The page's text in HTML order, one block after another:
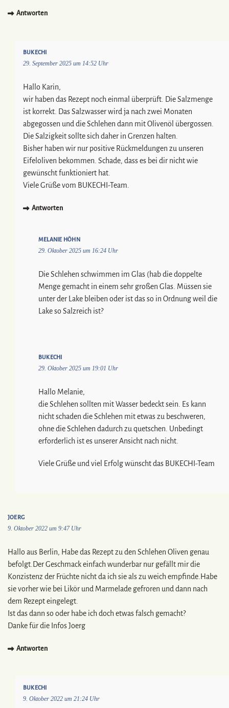
Antworten
BUKECHI
29. September 2025 um 14:52 Uhr
Hallo Karin,
wir haben das Rezept noch einmal überprüft. Die Salzmenge
ist korrekt. Das Salzwasser wird ja nach zwei Monaten
abgegossen und die Schlehen dann mit Olivenöl übergossen.
Die Salzigkeit sollte sich daher in Grenzen halten.
Bisher haben wir nur positive Rückmeldungen zu unseren
Eifeloliven bekommen. Schade, dass es bei dir nicht wie
gewünscht funktioniert hat.
Viele Grüße vom BUKECHI-Team.
Antworten
MELANIE HÖHN
29. Oktober 2025 um 16:24 Uhr
Die Schlehen schwimmen im Glas (hab die doppelte
Menge gemacht in einem sehr großen Glas. Müssen sie
unter der Lake bleiben oder ist das so in Ordnung weil die
Lake so Salzreich ist?
BUKECHI
29. Oktober 2025 um 19:01 Uhr
Hallo Melanie,
die Schlehen sollten mit Wasser bedeckt sein. Es kann
nicht schaden die Schlehen mit etwas zu beschweren,
ohne die Schlehen dadurch zu quetschen. Unbedingt
erforderlich ist es unserer Ansicht nach nicht.
Viele Grüße und viel Erfolg wünscht das BUKECHI-Team
JOERG
9. Oktober 2022 um 9:47 Uhr
Hallo aus Berlin, Habe das Rezept zu den Schlehen Oliven genau
befolgt.Der Geschmack einfach wunderbar nur gefällt mir die
Konzistenz der Früchte nicht da ich sie als zu weich empfinde.Habe
sie vorher wie bei Likör und Marmelade gefroren und dann nach
dem Rezept eingelegt.
Ist das dann so oder habe ich doch etwas falsch gemacht?
Danke für die Infos Joerg
Antworten
BUKECHI
9. Oktober 2022 um 21:24 Uhr